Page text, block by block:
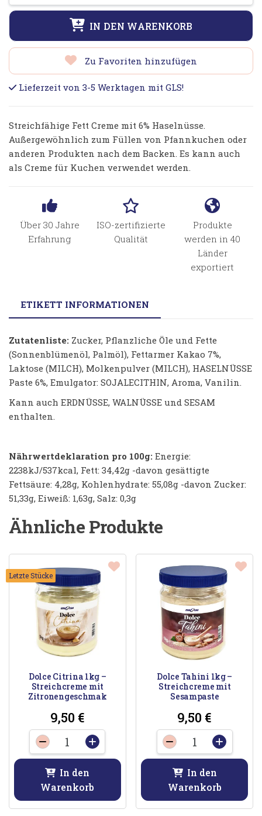
6kg-
Haselnuss
Creme
Menge
IN DEN WARENKORB
Zu Favoriten hinzufügen
Lieferzeit von 3-5 Werktagen mit GLS!
Streichfähige Fett Creme mit 6% Haselnüsse.
Außergewöhnlich zum Füllen von Pfannkuchen oder
anderen Produkten nach dem Backen. Es kann auch
als Creme für Kuchen verwendet werden.
Über 30 Jahre
Erfahrung
ISO-zertifizierte
Qualität
Produkte
werden in 40
Länder
exportiert
ETIKETT INFORMATIONEN
Zutatenliste: Zucker, Pflanzliche Öle und Fette
(Sonnenblümenöl, Palmöl), Fettarmer Kakao 7%,
Laktose (MILCH), Molkenpulver (MILCH), HASELNÜSSE
Paste 6%, Emulgator: SOJALECITHIN, Aroma, Vanilin.
Kann auch ERDNÜSSE, WALNÜSSE und SESAM
enthalten.
Nährwertdeklaration pro 100g: Energie:
2238kJ/537kcal, Fett: 34,42g -davon gesättigte
Fettsäure: 4,28g, Kohlenhydrate: 55,08g -davon Zucker:
51,33g, Eiweiß: 1,63g, Salz: 0,3g
Ähnliche Produkte
Letzte Stücke
Dolce Citrina 1kg –
Streichcreme mit
Zitronengeschmak
9,50 €
-
Dolce
Citrina
1kg
Streichcreme
mit
+
In den
Warenkorb
Dolce Tahini 1kg –
Streichcreme mit
Sesampaste
9,50 €
-
Dolce
Tahini
1kg
Streichcreme
mit
+
In den
Warenkorb